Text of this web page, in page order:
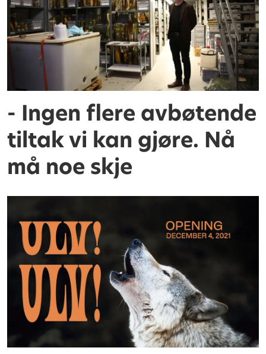
- Ingen flere avbøtende
tiltak vi kan gjøre. Nå
må noe skje